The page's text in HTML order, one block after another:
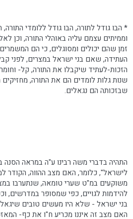
* הבו גודל לתורה, הבו גודל ללומדי
וממיתים עצמם עליה באוהלי התורה, וכן
זמן שהם יכולים ומסוגלים, כי הם
העתידה, שאם בני ישראל במצרים, לפני
הזכות-לעתיד שיקבלו את התורה, קל-
שנות גלות לומדים הם את התורה,
שבזכותה הם נגאלים.
התהיה בדברי משה רבינו ע"ה במראה הסנה
לישראל", כלומר, האם מצב ההווה, הקודר
משוקעיםבמ"ט שערי טומאה, שנתערבו
להידמות לגויים, כפי שמסופר במדרשים,
בני ישראל - שלא היו מעשים טובים
האם מצב זה איננו מכריע ח"ו את כף-